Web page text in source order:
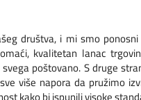
društva, i mi smo
kvalitetan lanac
poštovano. S druge
više napora da pružimo